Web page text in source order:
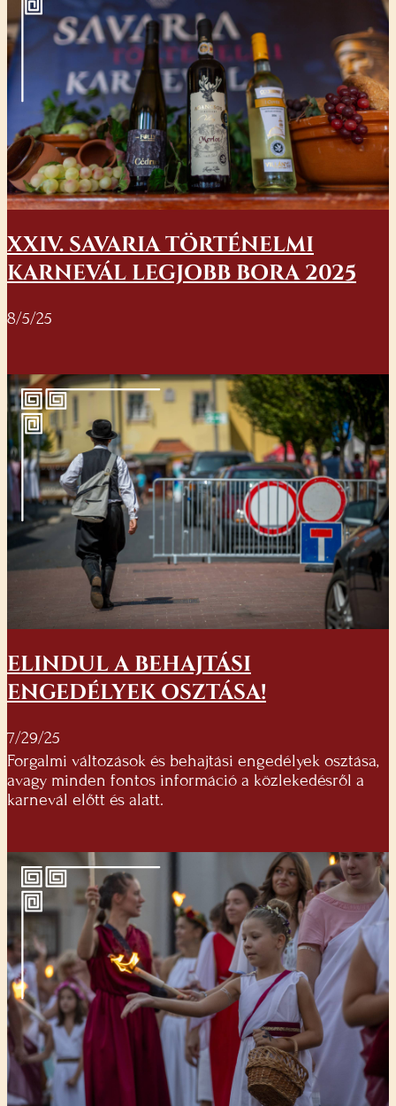
XXIV. SAVARIA TÖRTÉNELMI
KARNEVÁL LEGJOBB BORA 2025
8/5/25
ELINDUL A BEHAJTÁSI
ENGEDÉLYEK OSZTÁSA!
7/29/25
Forgalmi változások és behajtási engedélyek osztása,
avagy minden fontos információ a közlekedésről a
karnevál előtt és alatt.